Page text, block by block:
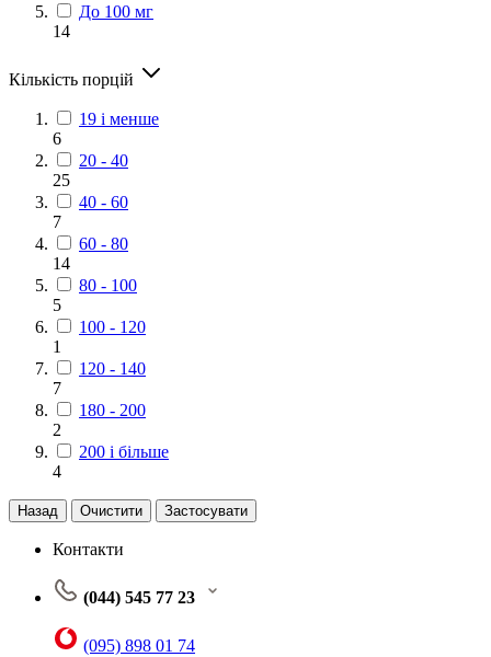
До 100 мг
14
Кількість порцій
19 і менше
6
20 - 40
25
40 - 60
7
60 - 80
14
80 - 100
5
100 - 120
1
120 - 140
7
180 - 200
2
200 і більше
4
Назад Очистити Застосувати
Контакти
(044) 545 77 23
(095) 898 01 74